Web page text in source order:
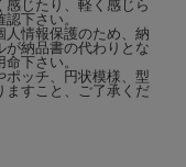
じたり、軽く感じら
下さい。
情報保護のため、納
が納品書の代わりとな
下さい。
ッチ、円状模様、型
ますこと、ご了承くだ